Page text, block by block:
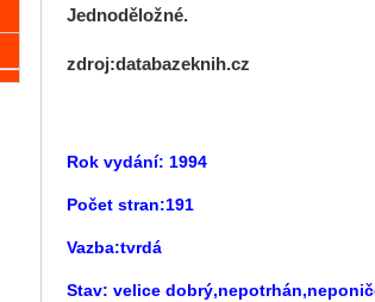
Jednoděložné.
zdroj:databazeknih.cz
Rok vydání: 1994
Počet stran:191
Vazba:tvrdá
Stav: velice